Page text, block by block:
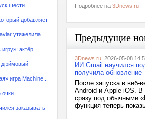
шести
добавляет
утяжелила...
актёр...
дюймовый
игра Machine...
очки
заказывать
Подробнее на 3Dnews.ru
Предыдущие
3Dnews.ru , 2026-05-08
ИИ Gmail научился
получила обновление
После запуска в веб-
Android и Apple iOS. В
сразу под обычными
функция теперь